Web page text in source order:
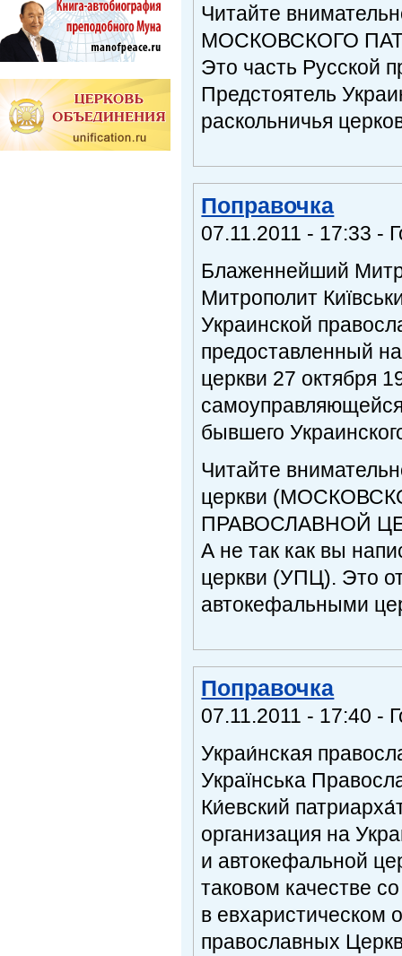
Читайте
МОСКОВСКОГО
Это часть Русской
Предстоятель
раскольничья
Поправочка
07.11.2011 - 17:33 -
Блаженнейший
Митрополит
Украинской
предоставленный
церкви 27 октября
бывшего
Читайте
церкви
ПРАВОСЛАВНОЙ
А не так как вы
церкви (УПЦ). Это
автокефальными
Поправочка
07.11.2011 - 17:40 -
Украи́нская
Українська
Ки́евский
организация на
и автокефальной
таковом качестве
в евхаристическом
православных